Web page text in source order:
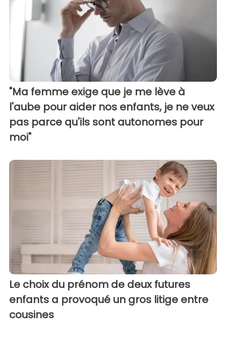
"Ma femme exige que je me lève à
l'aube pour aider nos enfants, je ne veux
pas parce qu'ils sont autonomes pour
moi"
Le choix du prénom de deux futures
enfants a provoqué un gros litige entre
cousines